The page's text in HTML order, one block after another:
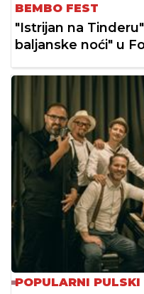
BEMBO FEST
"Istrijan na
baljanske noći" u
POPULARNI PULSKI